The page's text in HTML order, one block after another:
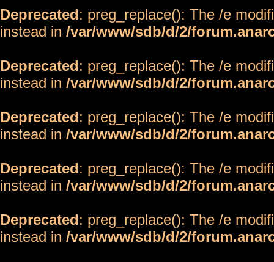
Deprecated: preg_replace(): The /e
instead in /var/www/sdb/d/2/
Deprecated: preg_replace(): The /e
instead in /var/www/sdb/d/2/
Deprecated: preg_replace(): The /e
instead in /var/www/sdb/d/2/
Deprecated: preg_replace(): The /e
instead in /var/www/sdb/d/2/
Deprecated: preg_replace(): The /e
instead in /var/www/sdb/d/2/